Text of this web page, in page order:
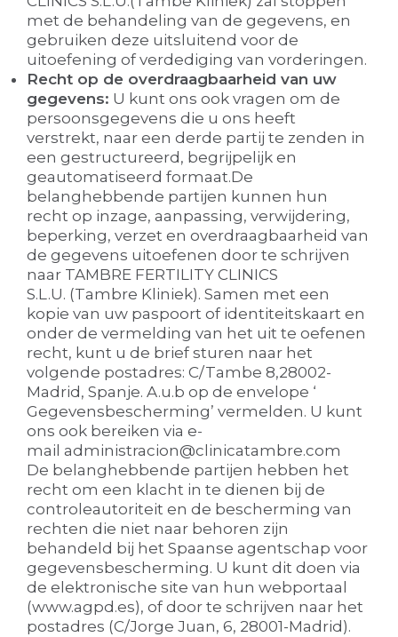
met de behandeling van de gegevens, en
gebruiken deze uitsluitend voor de
uitoefening of verdediging van vorderingen.
Recht op de overdraagbaarheid van uw
gegevens: U kunt ons ook vragen om de
persoonsgegevens die u ons heeft
verstrekt, naar een derde partij te zenden in
een gestructureerd, begrijpelijk en
geautomatiseerd formaat.De
belanghebbende partijen kunnen hun
recht op inzage, aanpassing, verwijdering,
beperking, verzet en overdraagbaarheid van
de gegevens uitoefenen door te schrijven
naar TAMBRE FERTILITY CLINICS
S.L.U. (Tambre Kliniek). Samen met een
kopie van uw paspoort of identiteitskaart en
onder de vermelding van het uit te oefenen
recht, kunt u de brief sturen naar het
volgende postadres: C/Tambe 8,28002-
Madrid, Spanje. A.u.b op de envelope ‘
Gegevensbescherming’ vermelden. U kunt
ons ook bereiken via e-
mail administracion@clinicatambre.com
De belanghebbende partijen hebben het
recht om een klacht in te dienen bij de
controleautoriteit en de bescherming van
rechten die niet naar behoren zijn
behandeld bij het Spaanse agentschap voor
gegevensbescherming. U kunt dit doen via
de elektronische site van hun webportaal
(www.agpd.es), of door te schrijven naar het
postadres (C/Jorge Juan, 6, 28001-Madrid).